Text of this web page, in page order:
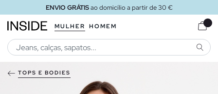
ENVIO GRÁTISao domicílio a partir de 30 €
MULHER HOMEM
TOPS E BODIES